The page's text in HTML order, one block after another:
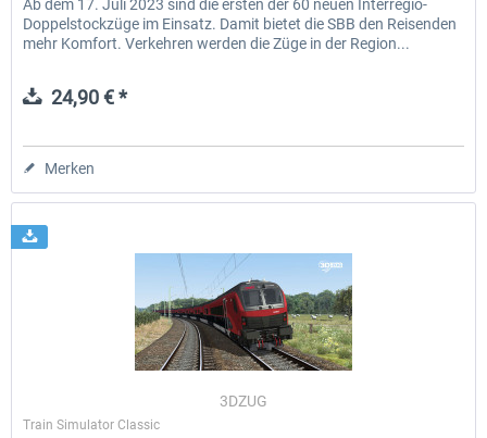
Ab dem 17. Juli 2023 sind die ersten der 60 neuen Interregio-
Doppelstockzüge im Einsatz. Damit bietet die SBB den Reisenden
mehr Komfort. Verkehren werden die Züge in der Region...
24,90 € *
Merken
3DZUG
Train Simulator Classic